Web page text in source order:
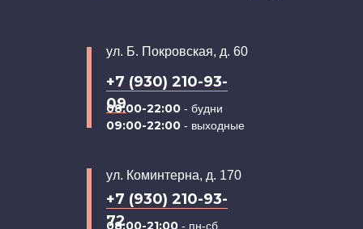
ул. Б. Покровская, д. 60
08:00-22:00 - будни
09:00-22:00 - выходные
+7 (930) 210-93-
09
ул. Коминтерна, д. 170
08:00-21:00 - пн-сб
+7 (930) 210-93-
72